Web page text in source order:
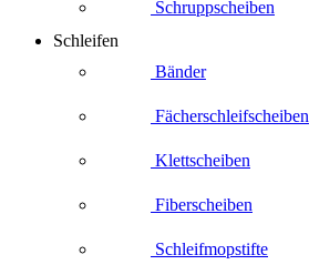
Schruppscheiben
Schleifen
Bänder
Fächerschleifscheiben
Klettscheiben
Fiberscheiben
Schleifmopstifte